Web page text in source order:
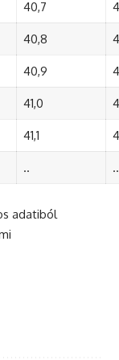
40,7
40,8
40,9
41,0
41,1
.. ..
adatiból